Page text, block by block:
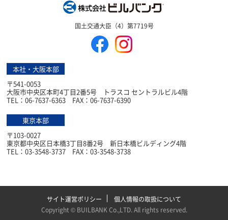
国土交通大臣（4）第7719号
本社・大阪本部
〒541-0053
大阪市中央区本町4丁目2番5号 トラスコ セントラルビル4階
TEL：06-7637-6363 FAX：06-7637-6390
東京本部
〒103-0027
東京都中央区日本橋3丁目8番2号 新日本橋ビルディング4階
TEL：03-3548-3737 FAX：03-3548-3738
サイト運営ポリシー
個人情報の取扱について
Copyright © BUILBANK Co.,LTD. All rights reserved.